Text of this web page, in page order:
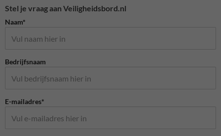
Stel je vraag aan Veiligheidsbord.nl
Naam*
Bedrijfsnaam
E-mailadres*